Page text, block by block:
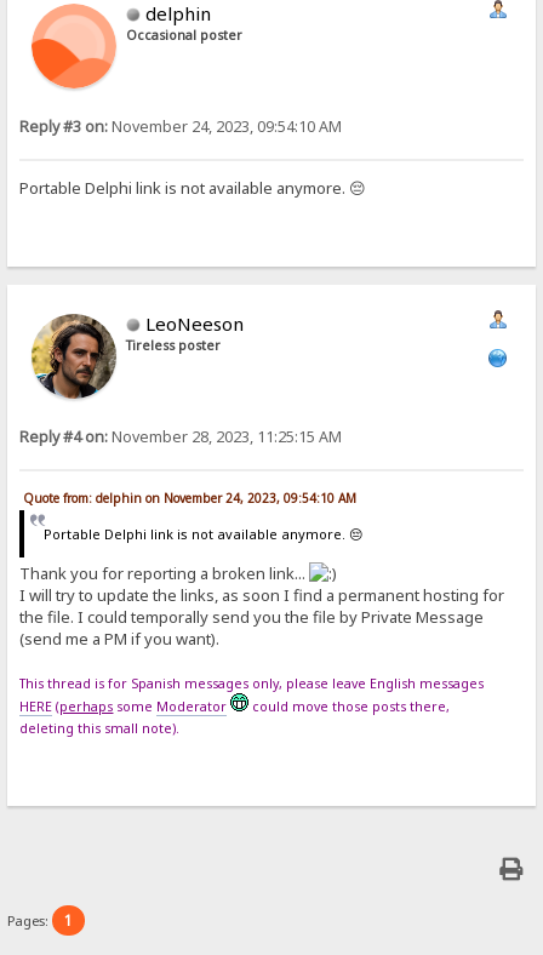
delphin
Occasional poster
Reply #3 on:November 24, 2023, 09:54:10 AM
Portable Delphi link is not available anymore. 😔
LeoNeeson
Tireless poster
Reply #4 on:November 28, 2023, 11:25:15 AM
Quote from: delphin on November 24, 2023, 09:54:10 AM
Portable Delphi link is not available anymore. 😔
Thank you for reporting a broken link...
I will try to update the links, as soon I find a permanent hosting for
the file. I could temporally send you the file by Private Message
(send me a PM if you want).
This thread is for Spanish messages only, please leave English messages
HERE (perhaps some Moderator
could move those posts there,
deleting this small note).
Pages: 1